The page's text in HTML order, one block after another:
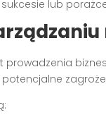
lub
prowadzenia